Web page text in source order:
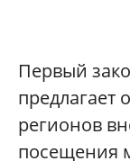
Первый
предлагает
регионов
посещения